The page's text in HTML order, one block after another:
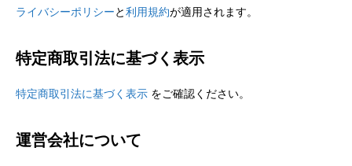
ライバシーポリシーと利用規約が適用されます。
特定商取引法に基づく表示
特定商取引法に基づく表示 をご確認ください。
運営会社について